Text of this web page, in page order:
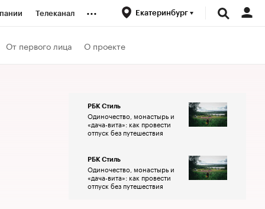
Телеканал ... Екатеринбург
От первого лица О проекте
РБК Стиль
Одиночество, монастырь и
«дача-вита»: как провести
отпуск без путешествия
РБК Стиль
Одиночество, монастырь и
«дача-вита»: как провести
отпуск без путешествия